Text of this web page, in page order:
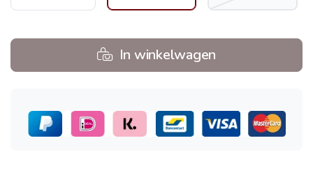
In winkelwagen